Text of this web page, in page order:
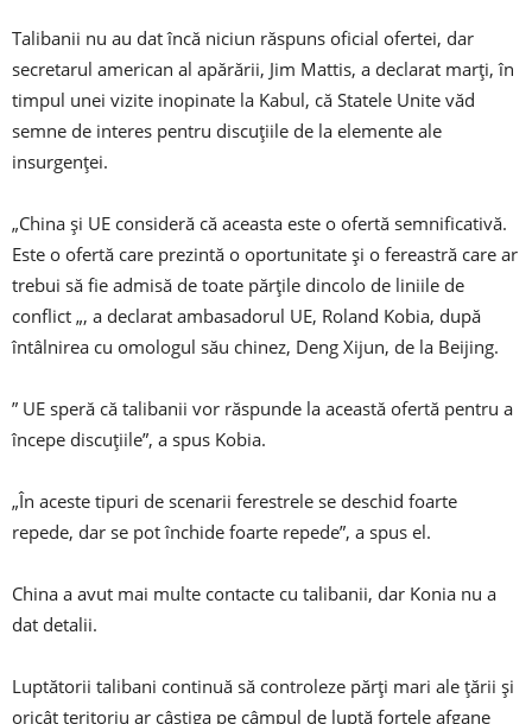
Talibanii nu au dat încă niciun răspuns oficial ofertei, dar
secretarul american al apărării, Jim Mattis, a declarat marți, în
timpul unei vizite inopinate la Kabul, că Statele Unite văd
semne de interes pentru discuțiile de la elemente ale
insurgenței.
„China și UE consideră că aceasta este o ofertă semnificativă.
Este o ofertă care prezintă o oportunitate și o fereastră care ar
trebui să fie admisă de toate părțile dincolo de liniile de
conflict „, a declarat ambasadorul UE, Roland Kobia, după
întâlnirea cu omologul său chinez, Deng Xijun, de la Beijing.
” UE speră că talibanii vor răspunde la această ofertă pentru a
începe discuțiile”, a spus Kobia.
„În aceste tipuri de scenarii ferestrele se deschid foarte
repede, dar se pot închide foarte repede”, a spus el.
China a avut mai multe contacte cu talibanii, dar Konia nu a
dat detalii.
Luptătorii talibani continuă să controleze părți mari ale țării și
oricât teritoriu ar câștiga pe câmpul de luptă forțele afgane